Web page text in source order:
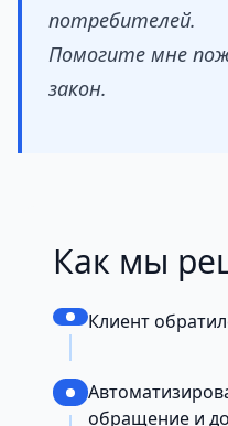
потребителей.
Помогите мне
закон.
Как мы
Клиент
обращение и